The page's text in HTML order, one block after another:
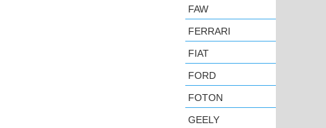
FAW
FERRARI
FIAT
FORD
FOTON
GEELY